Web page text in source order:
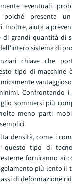
eventuali
poiché presenta
Inoltre, aiuta a
di grandi quantità di
sistema di
chiave che
tipo di macchine
Confrontando
sommersi più
meno parti
densità, come i
questo tipo di
forniranno ai
più lento il
di deformazione